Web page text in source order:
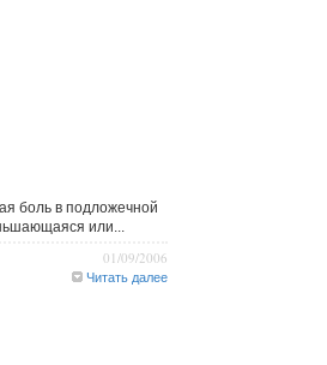
боль в подложечной
или...
01/09/2006
Читать далее